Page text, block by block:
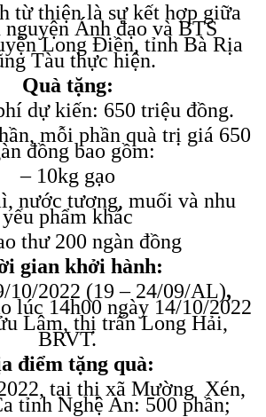
từ thiện là sự kết hợp giữa
Ánh đạo và BTS
Long Điền, tỉnh Bà Rịa
Tàu thực hiện.
Quà tặng:
dự kiến: 650 triệu đồng.
mỗi phần quà trị giá 650
đồng bao gồm:
– 10kg gạo
nước tương, muối và nhu
yếu phẩm khác
thư 200 ngàn đồng
gian khởi hành:
10/2022 (19 – 24/09/AL),
lúc 14h00 ngày 14/10/2022
Lâm, thị trấn Long Hải,
BRVT.
điểm tặng quà:
tại thị xã Mường Xén,
tỉnh Nghệ An: 500 phần;